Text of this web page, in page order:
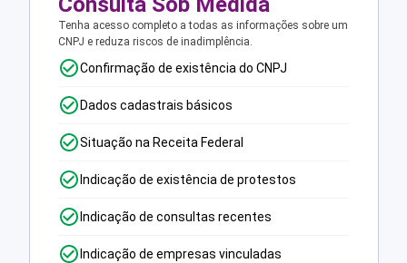
Tenha acesso completo a todas as informações sobre um
CNPJ e reduza riscos de inadimplência.
Confirmação de existência do CNPJ
Dados cadastrais básicos
Situação na Receita Federal
Indicação de existência de protestos
Indicação de consultas recentes
Indicação de empresas vinculadas